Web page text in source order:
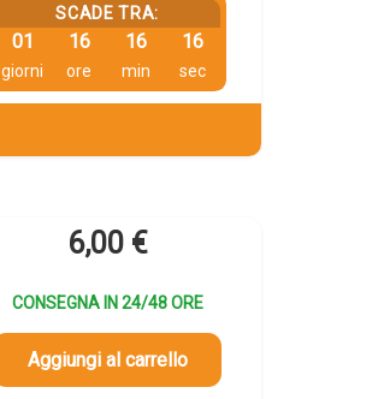
SCADE TRA:
01
giorni
16
ore
16
min
15
sec
6,00 €
CONSEGNA IN 24/48 ORE
Aggiungi al carrello